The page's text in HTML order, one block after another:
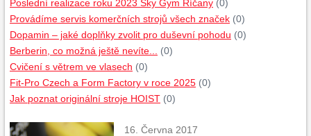
Poslední realizace roku 2023 Sky Gym Říčany (0)
Provádíme servis komerčních strojů všech značek (0)
Dopamin – jaké doplňky zvolit pro duševní pohodu (0)
Berberin, co možná ještě nevíte...
(0)
Cvičení s větrem ve vlasech (0)
Fit-Pro Czech a Form Factory v roce 2025 (0)
Jak poznat originální stroje HOIST (0)
16. Června 2017